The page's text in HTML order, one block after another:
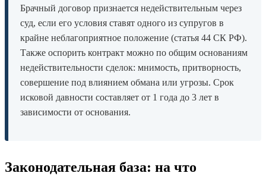
Брачный договор признается недействительным через
суд, если его условия ставят одного из супругов в
крайне неблагоприятное положение (статья 44 СК РФ).
Также оспорить контракт можно по общим основаниям
недействительности сделок: мнимость, притворность,
совершение под влиянием обмана или угрозы. Срок
исковой давности составляет от 1 года до 3 лет в
зависимости от основания.
Законодательная база: на что